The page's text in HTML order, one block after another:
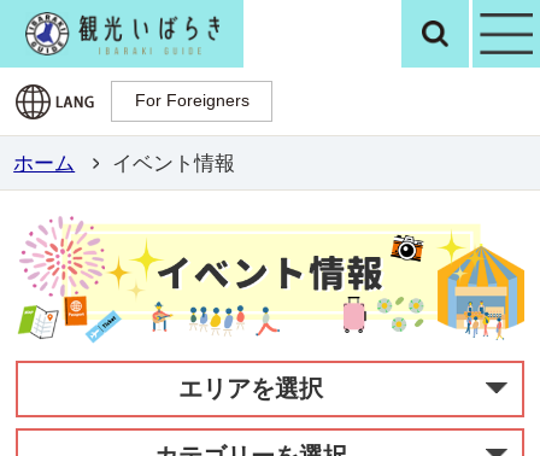
観光いばらき検
For Foreigners
For Foreigners
ホーム イベント情報
エリアを選択